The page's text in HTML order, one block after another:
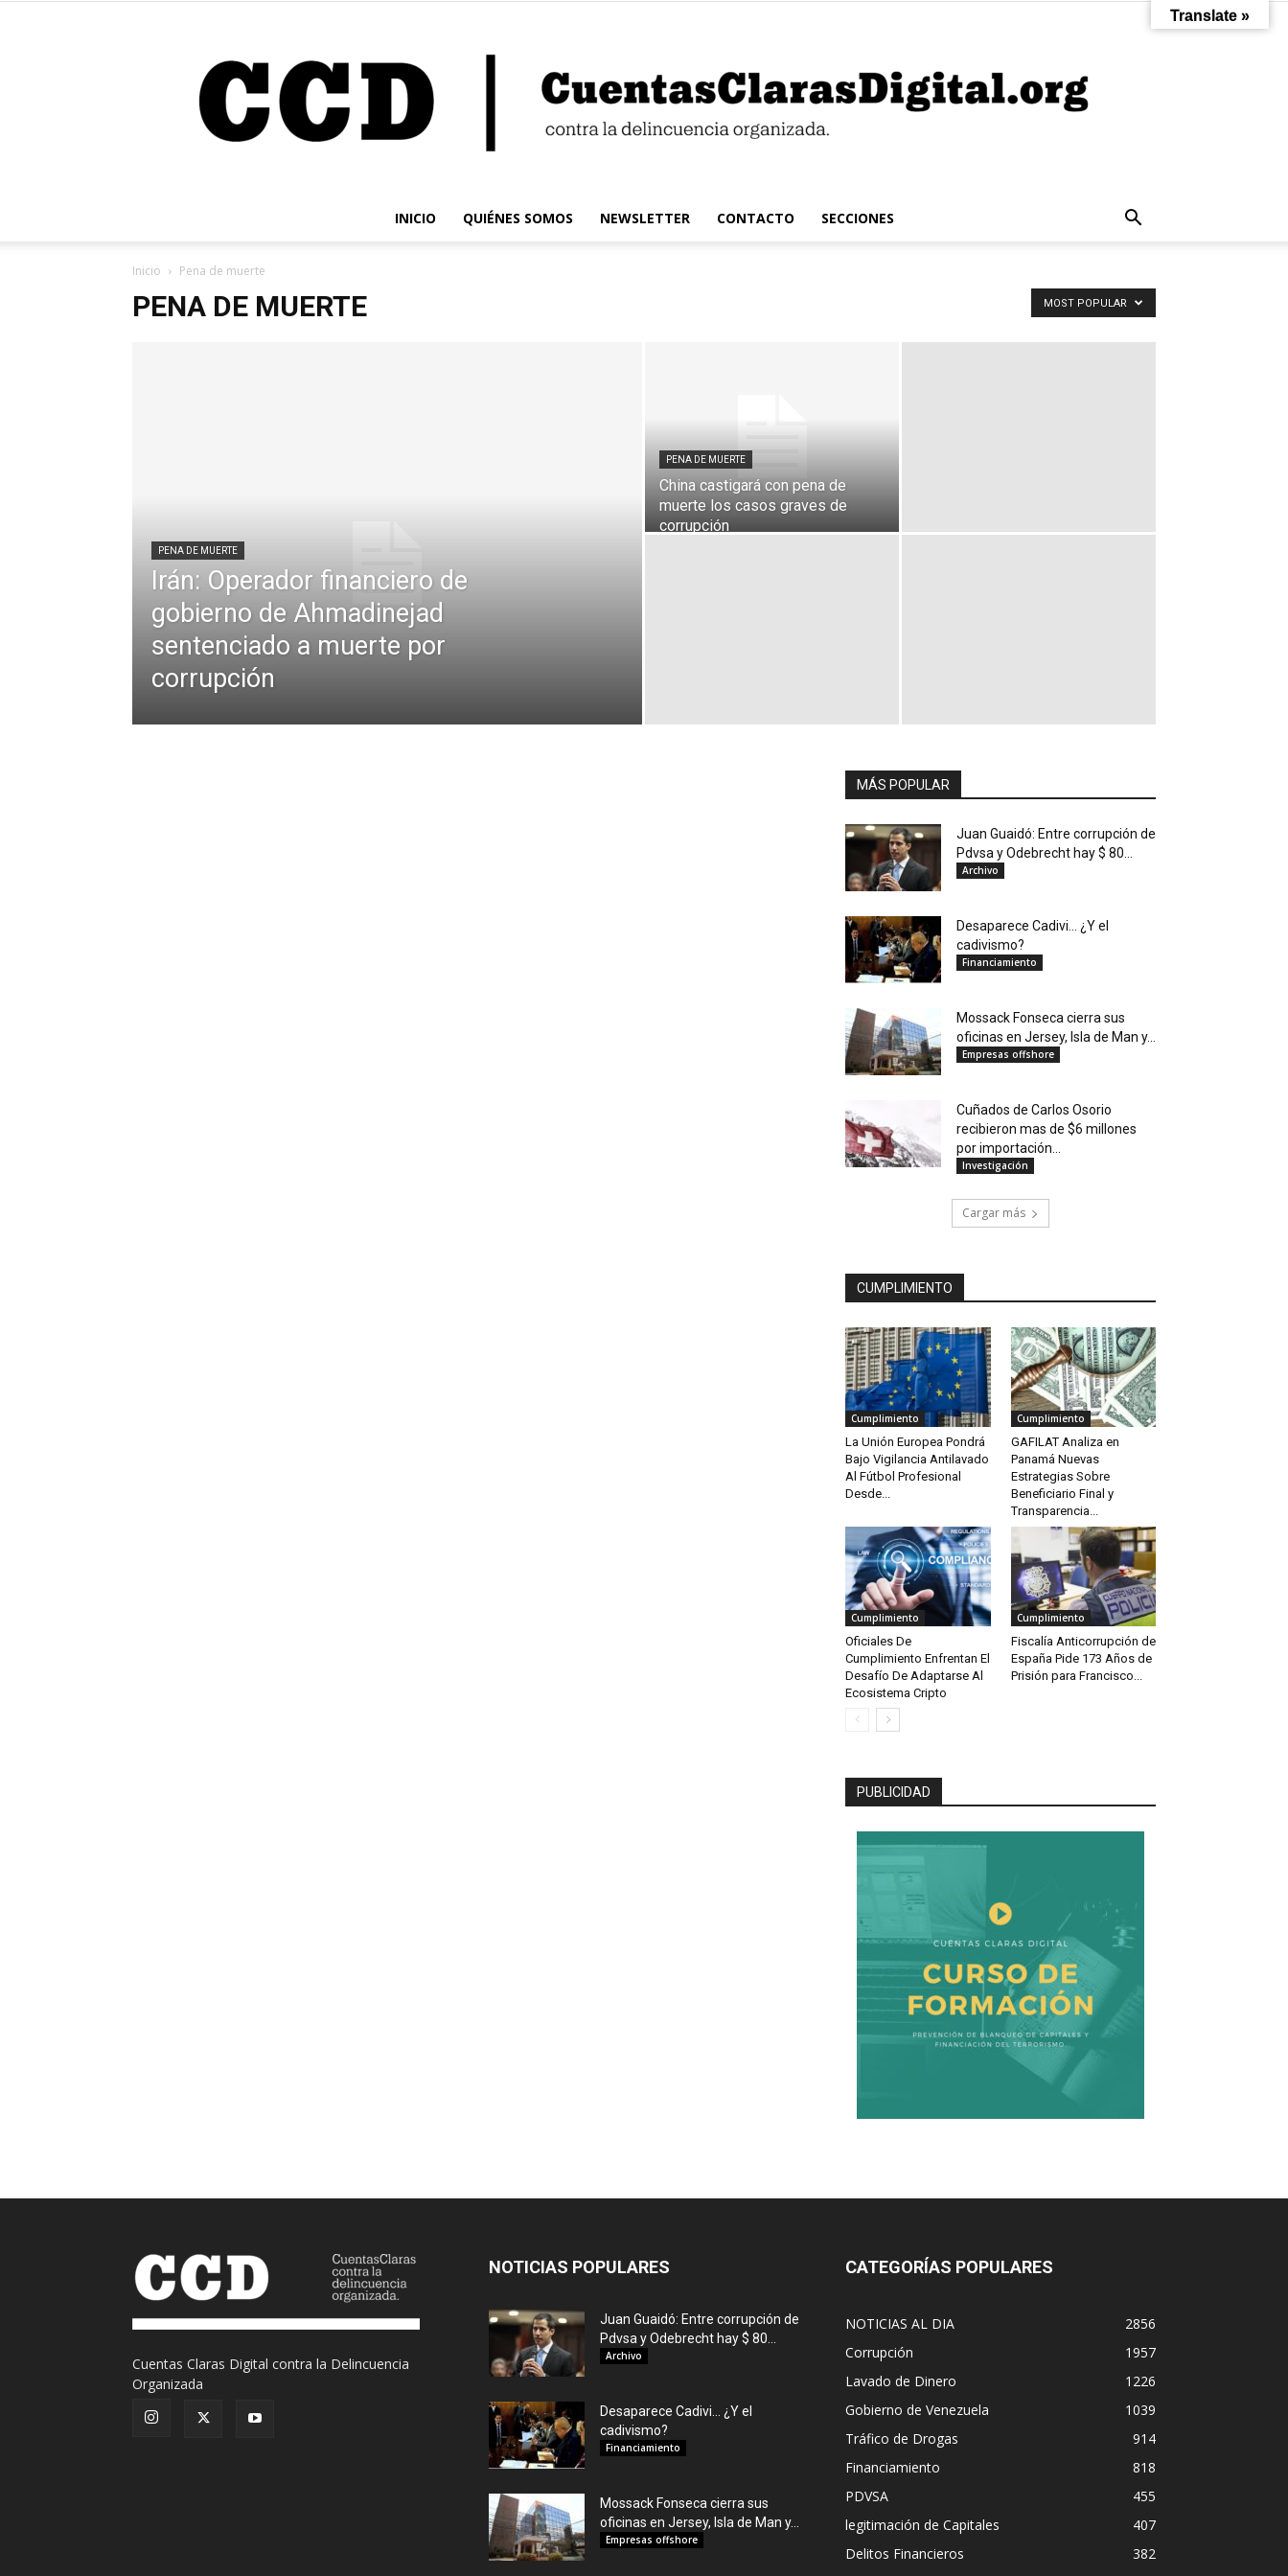
Digital
INICIO QUIÉNES SOMOS NEWSLETTER CONTACTO SECCIONES
Inicio Pena de muerte
PENA DE MUERTE MOST POPULAR
PENA DE MUERTE
Irán: Operador financiero de
gobierno de Ahmadinejad
sentenciado a muerte por
corrupción
PENA DE MUERTE
China castigará con pena de
muerte los casos graves de
corrupción
MÁS POPULAR
Juan Guaidó: Entre corrupción de
Pdvsa y Odebrecht hay $ 80...
Archivo
Desaparece Cadivi… ¿Y el
cadivismo?
Financiamiento
Mossack Fonseca cierra sus
oficinas en Jersey, Isla de Man y...
Empresas offshore
Cuñados de Carlos Osorio
recibieron mas de $6 millones
por importación...
Investigación
Cargar más
CUMPLIMIENTO
Cumplimiento
La Unión Europea Pondrá
Bajo Vigilancia Antilavado
Al Fútbol Profesional
Desde...
Cumplimiento
GAFILAT Analiza en
Panamá Nuevas
Estrategias Sobre
Beneficiario Final y
Transparencia...
Cumplimiento
Oficiales De
Cumplimiento Enfrentan El
Desafío De Adaptarse Al
Ecosistema Cripto
Cumplimiento
Fiscalía Anticorrupción de
España Pide 173 Años de
Prisión para Francisco...
PUBLICIDAD
Cuentas Claras Digital contra la Delincuencia
Organizada
NOTICIAS POPULARES
Juan Guaidó: Entre corrupción de
Pdvsa y Odebrecht hay $ 80...
Archivo
Desaparece Cadivi… ¿Y el
cadivismo?
Financiamiento
Mossack Fonseca cierra sus
oficinas en Jersey, Isla de Man y...
Empresas offshore
CATEGORÍAS POPULARES
NOTICIAS AL DIA
2856
Corrupción
1957
Lavado de Dinero
1226
Gobierno de Venezuela
1039
Tráfico de Drogas
914
Financiamiento
818
PDVSA
455
legitimación de Capitales
407
Delitos Financieros
382
Translate »